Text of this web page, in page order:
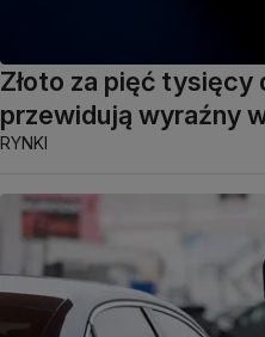
Złoto za pięć
przewidują wyraźny
RYNKI